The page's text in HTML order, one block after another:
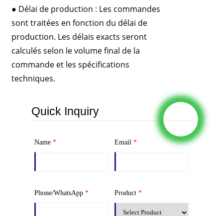
● Délai de production : Les commandes
sont traitées en fonction du délai de
production. Les délais exacts seront
calculés selon le volume final de la
commande et les spécifications
techniques.
Quick Inquiry
Name * Email *
Phone/WhatsApp * Product *